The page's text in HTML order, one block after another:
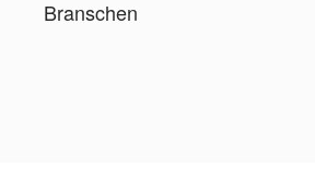
Branschen